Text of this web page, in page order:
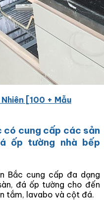
[100 + Mẫu
có cung cấp các sản
ốp tường nhà bếp
Bắc cung cấp đa dạng
đá ốp tường cho đến
tắm, lavabo và cột đá.